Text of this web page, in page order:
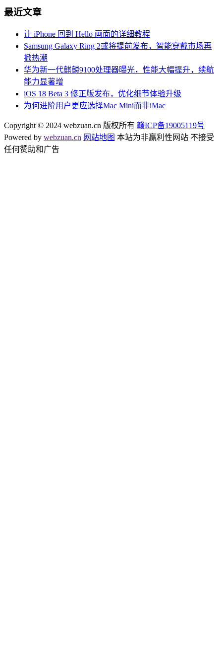
最近文章
让 iPhone 回到 Hello 画面的详细教程
Samsung Galaxy Ring 2或将提前发布，智能穿戴市场再
掀热潮
华为新一代麒麟9100处理器曝光，性能大幅提升，续航
能力显著增
iOS 18 Beta 3 修正版发布，优化细节体验升级
为何进阶用户更应选择Mac Mini而非iMac
Copyright © 2024 webzuan.cn 版权所有 赣ICP备19005119号
Powered by webzuan.cn 网站地图 本站为非赢利性网站 不接受
任何赞助和广告